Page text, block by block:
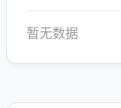
暂无数据